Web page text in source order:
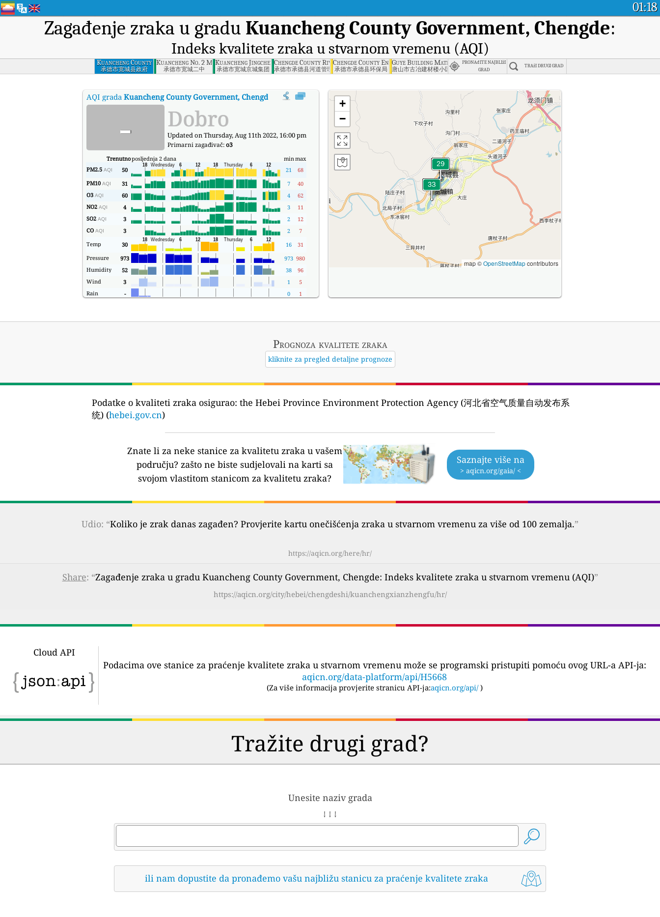
01:18
Zagađenje zraka u gradu Kuancheng County Government, Chengde:
Indeks kvalitete zraka u stvarnom vremenu (AQI)
Kuancheng County
Government,
Chengde
承德市宽城县政府
Kuancheng No. 2 Middle School, Chengde
承德市宽城二中
Kuancheng Jingcheng Group, Chengde
承德市宽城京城集团
Chengde County River Management Station, Chengde
承德市承德县河道管理站
Chengde County Environmental Protection Bureau, Chengde
承德市承德县环保局
Guye Building Materials Community, Tangshan
唐山市古冶建材楼小区
PRONAđITE NAJBLIžI
GRAD
TRAžI DRUGI GRAD
AQI grada Kuancheng County Government, Chengde Kuancheng County Government, Chengde Indeks kvalitete zraka (AQI) u stvarnom vremenu.
- Dobro
Updated on Thursday, Aug 11th 2022, 16:00 pm
Primarni zagađivač:o3
Trenutnoposljednja 2 dana minmax
PM2.5 AQI 50 21
68
PM10 AQI 31 7
40
O3 AQI 60 4
62
NO2 AQI 4 3
11
SO2 AQI 3 2
12
CO AQI 3 2
7
Temp
30 16
31
Pressure
973 973 980
Humidity
52 38
96
Wind
3 1
5
Rain
- 0 1
+
−
map ©OpenStreetMapcontributors
Prognoza kvalitete zraka
kliknite za pregled detaljne prognoze
Podatke o kvaliteti zraka osigurao: the Hebei Province Environment Protection Agency (河北省空气质量自动发布系
统) (hebei.gov.cn)
Znate li za neke stanice za kvalitetu zraka u vašem
području? zašto ne biste sudjelovali na karti sa
svojom vlastitom stanicom za kvalitetu zraka?
Saznajte više na
> aqicn.org/gaia/ <
Udio: “Koliko je zrak danas zagađen? Provjerite kartu onečišćenja zraka u stvarnom vremenu za više od 100 zemalja.”
https://aqicn.org/here/hr/
Share: “Zagađenje zraka u gradu Kuancheng County Government, Chengde: Indeks kvalitete zraka u stvarnom vremenu (AQI)”
https://aqicn.org/city/hebei/chengdeshi/kuanchengxianzhengfu/hr/
Cloud API
Podacima ove stanice za praćenje kvalitete zraka u stvarnom vremenu može se programski pristupiti pomoću ovog URL-a API-ja:
aqicn.org/data-platform/api/H5668
(Za više informacija provjerite stranicu API-ja:aqicn.org/api/ )
Tražite drugi grad?
Unesite naziv grada
↓ ↓ ↓
ili nam dopustite da pronađemo vašu najbližu stanicu za praćenje kvalitete zraka